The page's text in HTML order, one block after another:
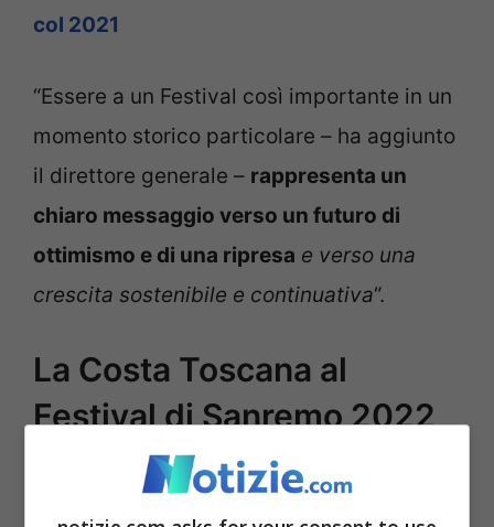
col 2021
“Essere a un Festival così importante in un
momento storico particolare – ha aggiunto
il direttore generale – rappresenta un
chiaro messaggio verso un futuro di
ottimismo e di una ripresa e verso una
crescita sostenibile e continuativa“.
La Costa Toscana al
Festival di Sanremo 2022